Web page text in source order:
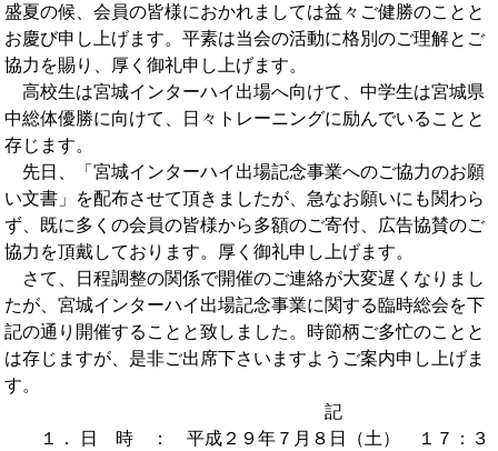
スケジュール
グラウンド・施設紹介
フォトギャラリー
応援グッズご案内
OB会
盛夏の候、会員の皆様におかれましては益々ご健勝のことと
お慶び申し上げます。平素は当会の活動に格別のご理解とご
協力を賜り、厚く御礼申し上げます。
高校生は宮城インターハイ出場へ向けて、中学生は宮城県
中総体優勝に向けて、日々トレーニングに励んでいることと
存じます。
先日、「宮城インターハイ出場記念事業へのご協力のお願
い文書」を配布させて頂きましたが、急なお願いにも関わら
ず、既に多くの会員の皆様から多額のご寄付、広告協賛のご
協力を頂戴しております。厚く御礼申し上げます。
さて、日程調整の関係で開催のご連絡が大変遅くなりまし
たが、宮城インターハイ出場記念事業に関する臨時総会を下
記の通り開催することと致しました。時節柄ご多忙のことと
は存じますが、是非ご出席下さいますようご案内申し上げま
す。
記
１． 日 時 ： 平成２９年７月８日（土） １７：３